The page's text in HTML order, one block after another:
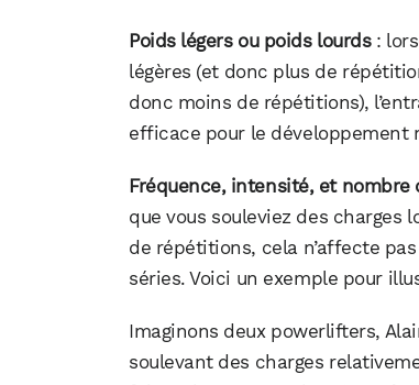
Poids légers ou poids lourds:
légères (et donc plus de
donc moins de répétitions),
efficace pour le développement
Fréquence, intensité, et nombre
que vous souleviez des charges
de répétitions, cela n’affecte
séries. Voici un exemple pour
Imaginons deux powerlifters,
soulevant des charges